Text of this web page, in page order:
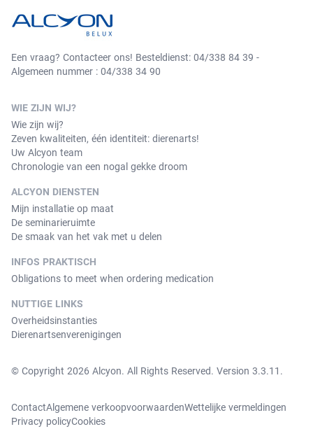
Een vraag? Contacteer ons! Besteldienst: 04/338 84 39 -
Algemeen nummer : 04/338 34 90
WIE ZIJN WIJ?
Wie zijn wij?
Zeven kwaliteiten, één identiteit: dierenarts!
Uw Alcyon team
Chronologie van een nogal gekke droom
ALCYON DIENSTEN
Mijn installatie op maat
De seminarieruimte
De smaak van het vak met u delen
INFOS PRAKTISCH
Obligations to meet when ordering medication
NUTTIGE LINKS
Overheidsinstanties
Dierenartsenverenigingen
© Copyright 2026 Alcyon. All Rights Reserved. Version 3.3.11.
ContactAlgemene verkoopvoorwaardenWettelijke vermeldingen
Privacy policyCookies